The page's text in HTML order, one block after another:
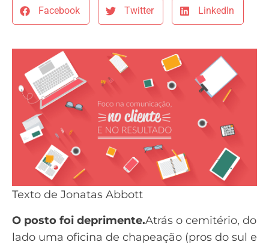
Facebook
Twitter LinkedIn
Texto de Jonatas Abbott
O posto foi deprimente.Atrás o cemitério, do
lado uma oficina de chapeação (pros do sul e